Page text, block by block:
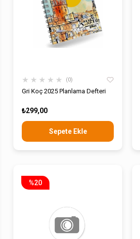
★ ★ ★ ★ ★ 0
Gri Koç 2025 Planlama Defteri
₺299,00
Sepete Ekle
%20